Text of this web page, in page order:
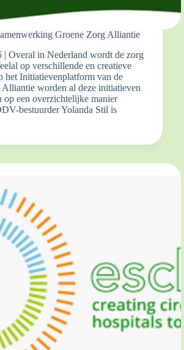
Groene Zorg Alliantie
| Overal in Nederland wordt de zorg
op verschillende en creatieve
het Initiatievenplatform van de
worden al deze initiatieven
op een overzichtelijke manier
bestuurder Yolanda Stil is